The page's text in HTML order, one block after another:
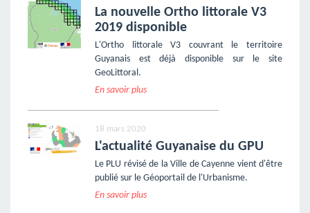
La nouvelle Ortho littorale V3
2019 disponible
L'Ortho littorale V3 couvrant le territoire
Guyanais est déjà disponible sur le site
GeoLittoral.
En savoir plus
18 mars 2020
L'actualité Guyanaise du GPU
Le PLU révisé de la Ville de Cayenne vient d'être
publié sur le Géoportail de l'Urbanisme.
En savoir plus